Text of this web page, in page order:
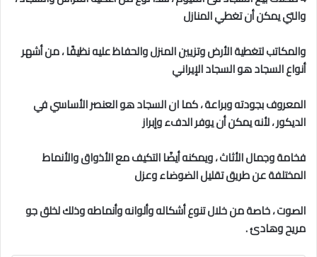
والتي يمكن أن تغطي المنازل
والمكاتب لتغطية الأرض وتزيين المنزل والحفاظ عليه نظيفًا ، من أشهر
أنواع السجاد هو السجاد الإيراني
المعروف بجودته وبراعة ، كما ان السجاد هو العنصر الأساسي في
الديكور ، لأنه يمكن أن يوفر الدفء وإبراز
فخامة وجمال الأثاث ، ويمكنه أيضًا التكيف مع الأذواق والأنماط
المختلفة عن طريق تقليل الضوضاء وعزل
الصوت ، خاصة من خلال تنوع أشكاله وألوانه وأنماطه وذلك لخلق جو
مريح وهادئ .